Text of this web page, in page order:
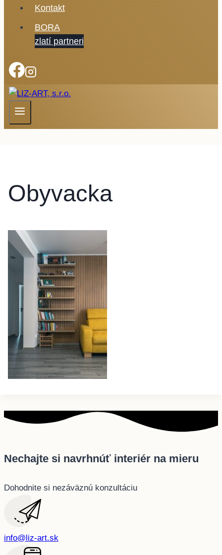
Kontakt
BORA
zlatí partneri
Obyvacka
Nechajte si navrhnúť interiér na mieru
Dohodnite si nezáväznú konzultáciu
info@liz-art.sk